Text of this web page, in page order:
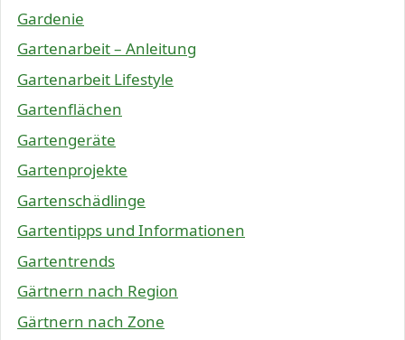
Gardenie
Gartenarbeit – Anleitung
Gartenarbeit Lifestyle
Gartenflächen
Gartengeräte
Gartenprojekte
Gartenschädlinge
Gartentipps und Informationen
Gartentrends
Gärtnern nach Region
Gärtnern nach Zone